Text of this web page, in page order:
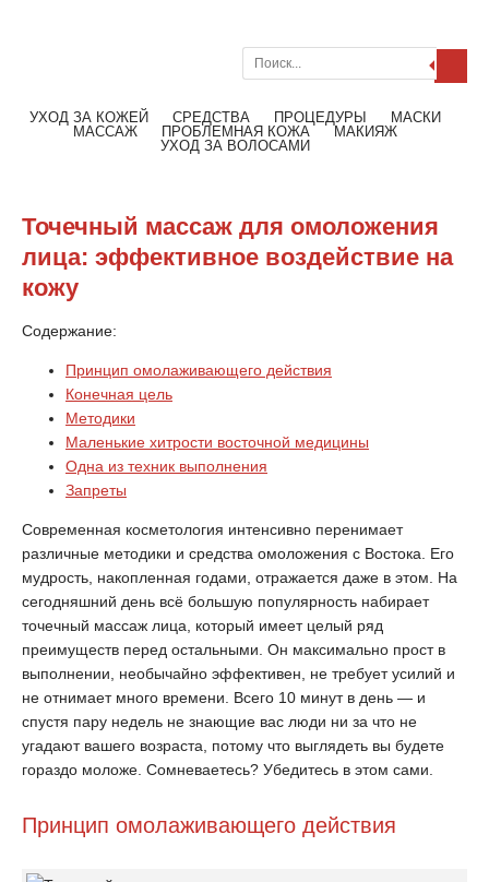
УХОД ЗА КОЖЕЙ СРЕДСТВА ПРОЦЕДУРЫ
МАСКИ
МАССАЖ
ПРОБЛЕМНАЯ КОЖА
МАКИЯЖ
УХОД ЗА ВОЛОСАМИ
Точечный массаж для омоложения
лица: эффективное воздействие на
кожу
Содержание:
Принцип омолаживающего действия
Конечная цель
Методики
Маленькие хитрости восточной медицины
Одна из техник выполнения
Запреты
Современная косметология интенсивно перенимает
различные методики и средства омоложения с Востока. Его
мудрость, накопленная годами, отражается даже в этом. На
сегодняшний день всё большую популярность набирает
точечный массаж лица, который имеет целый ряд
преимуществ перед остальными. Он максимально прост в
выполнении, необычайно эффективен, не требует усилий и
не отнимает много времени. Всего 10 минут в день — и
спустя пару недель не знающие вас люди ни за что не
угадают вашего возраста, потому что выглядеть вы будете
гораздо моложе. Сомневаетесь? Убедитесь в этом сами.
Принцип омолаживающего действия